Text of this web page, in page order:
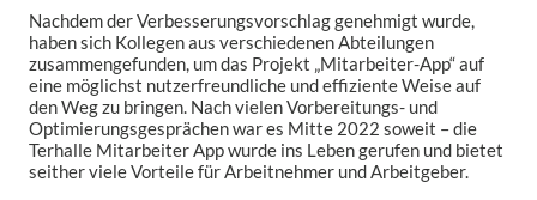
Nachdem der Verbesserungsvorschlag genehmigt wurde,
haben sich Kollegen aus verschiedenen Abteilungen
zusammengefunden, um das Projekt „Mitarbeiter-App“ auf
eine möglichst nutzerfreundliche und effiziente Weise auf
den Weg zu bringen. Nach vielen Vorbereitungs- und
Optimierungsgesprächen war es Mitte 2022 soweit – die
Terhalle Mitarbeiter App wurde ins Leben gerufen und bietet
seither viele Vorteile für Arbeitnehmer und Arbeitgeber.